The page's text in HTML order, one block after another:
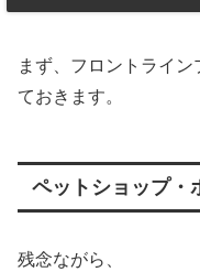
まず、フロントライ
ておきます。
ペットショップ・
残念ながら、